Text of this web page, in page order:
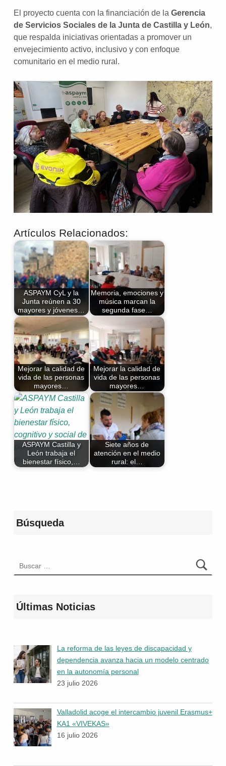
El proyecto cuenta con la financiación de la Gerencia
de Servicios Sociales de la Junta de Castilla y León,
que respalda iniciativas orientadas a promover un
envejecimiento activo, inclusivo y con enfoque
comunitario en el medio rural.
Artículos Relacionados:
ASPAYM CyL y la
Junta reúnen a 30
mayores y jóvenes…
Memoria, emociones y
música marcan la
segunda fase…
Mejorar la calidad de
vida de las personas
mayores…
Mejorar la calidad de
vida de las personas
mayores…
ASPAYM Castilla y
León trabaja el
bienestar físico,…
Siete años de
atención en el medio
rural: el…
Búsqueda
Últimas Noticias
La reforma de las leyes de discapacidad y
dependencia avanza hacia un modelo centrado
en la autonomía personal
23 julio 2026
Valladolid acoge el intercambio juvenil Erasmus+
KA1 «VIVEKAS»
16 julio 2026